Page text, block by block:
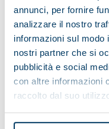
annunci, per fornire
analizzare il nostro
informazioni sul
nostri partner che si
pubblicità e social
con altre informazioni
raccolto dal suo